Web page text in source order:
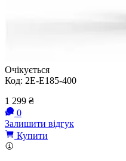
Очікується
Код: 2E-E185-400
1 299 ₴
0
Залишити відгук
Купити